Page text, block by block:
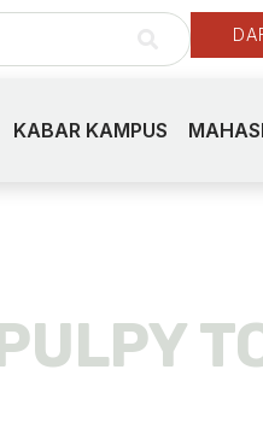
KABAR KAMPUS